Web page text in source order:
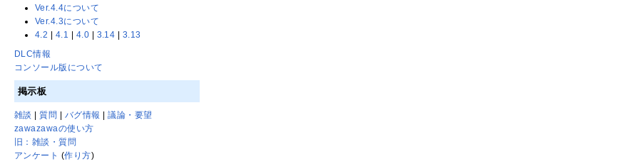
Ver.4.4について
Ver.4.3について
4.2 | 4.1 | 4.0 | 3.14 | 3.13
DLC情報
コンソール版について
掲示板
雑談 |質問 | バグ情報 |議論・要望
zawazawaの使い方
旧：雑談・質問
アンケート (作り方)